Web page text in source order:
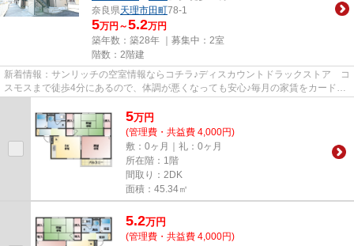
奈良県天理市田町78-1
5万円～5.2万円
築年数：築28年 ｜募集中： 2室
階数：2階建
新着情報：サンリッチの空室情報ならコチラ♪ディスカウントドラックストア コ
スモスまで徒歩4分にあるので、体調が悪くなっても安心♪毎月の家賃をカード決
5万円
(管理費・共益費 4,000円)
敷：0ヶ月｜礼：0ヶ月
所在階：1階
間取り：2DK
面積：45.34㎡
5.2万円
(管理費・共益費 4,000円)